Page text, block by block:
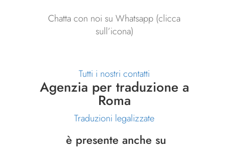
Chatta con noi su Whatsapp (clicca
sull’icona)
Tutti i nostri contatti
Agenzia per traduzione a
Roma
Traduzioni legalizzate
è presente anche su